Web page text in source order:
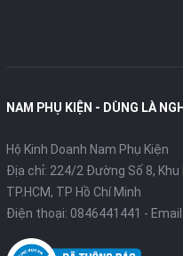
NAM PHỤ KIỆN - DÙNG LÀ
Hộ Kinh Doanh Nam Phụ Kiện
Địa chỉ: 224/2 Đường Số 8, Khu
TP.HCM, TP Hồ Chí Minh
Điện thoại: 0846441441 - Email: